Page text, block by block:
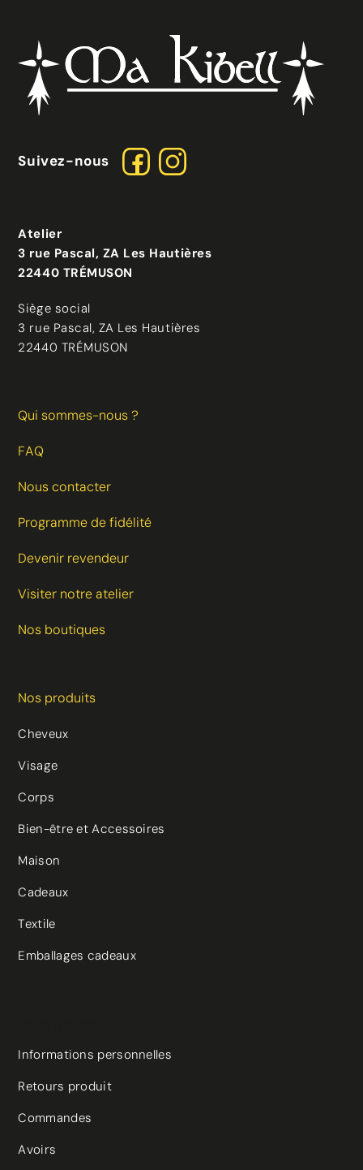
Suivez-nous
Atelier
3 rue Pascal, ZA Les Hautières
22440 TRÉMUSON
Siège social
3 rue Pascal, ZA Les Hautières
22440 TRÉMUSON
Qui sommes-nous ?
FAQ
Nous contacter
Programme de fidélité
Devenir revendeur
Visiter notre atelier
Nos boutiques
Nos produits
Cheveux
Visage
Corps
Bien-être et Accessoires
Maison
Cadeaux
Textile
Emballages cadeaux
Informations personnelles
Retours produit
Commandes
Avoirs